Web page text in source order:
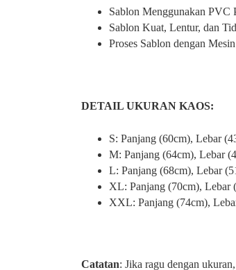
Sablon Menggunakan PVC
Sablon Kuat, Lentur, dan
Proses Sablon dengan
DETAIL UKURAN KAOS:
S: Panjang (60cm), Lebar
M: Panjang (64cm), Lebar
L: Panjang (68cm), Lebar
XL: Panjang (70cm), Lebar
XXL: Panjang (74cm),
Catatan: Jika ragu dengan